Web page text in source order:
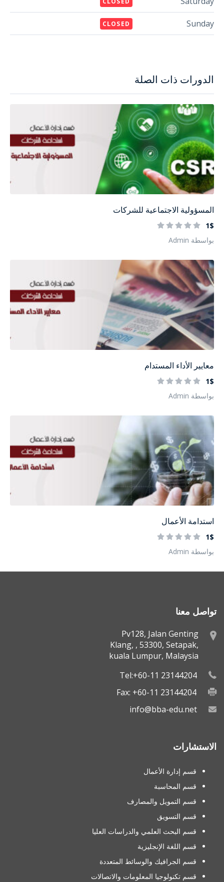
الدورات ذات الصلة
المسؤولية الاجتماعية للشركات
1$
بواسطة Admin
معايير الأداء المستدام
1$
بواسطة Admin
استدامة الأعمال
1$
بواسطة Admin
Sunday
CLOSED
تواصل معنا
Pv128, Jalan Genting
Klang, , 53300, Setapak,
kuala Lumpur, Malaysia
Tel:+60-11 23144204
Fax: +60-11 23144204
info@bba-edu.net
الاستشارات
قسم إدارة الأعمال
قسم المحاسبة
قسم التمويل والمصارف
قسم التسويق
قسم البحث العلمي والدراسات العليا
قسم اللغة الإنجليزية
قسم الجرافيك والوسائط المتعددة
قسم تكنولوجيا المعلومات والاتصالات